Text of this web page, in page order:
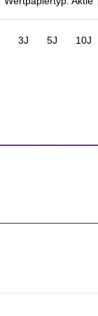
3J 5J 10J